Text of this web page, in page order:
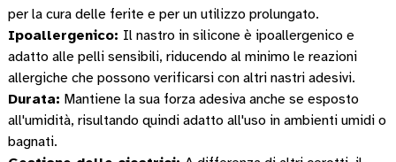
per la cura delle ferite e per un utilizzo prolungato.
Ipoallergenico: Il nastro in silicone è ipoallergenico e
adatto alle pelli sensibili, riducendo al minimo le reazioni
allergiche che possono verificarsi con altri nastri adesivi.
Durata: Mantiene la sua forza adesiva anche se esposto
all'umidità, risultando quindi adatto all'uso in ambienti umidi o
bagnati.